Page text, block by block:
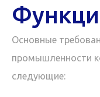
Основные
промышленности
следующие: